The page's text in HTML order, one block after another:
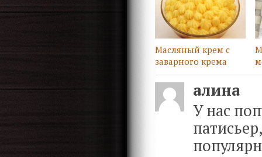
Масляный крем с
заварного крема
алина
У нас